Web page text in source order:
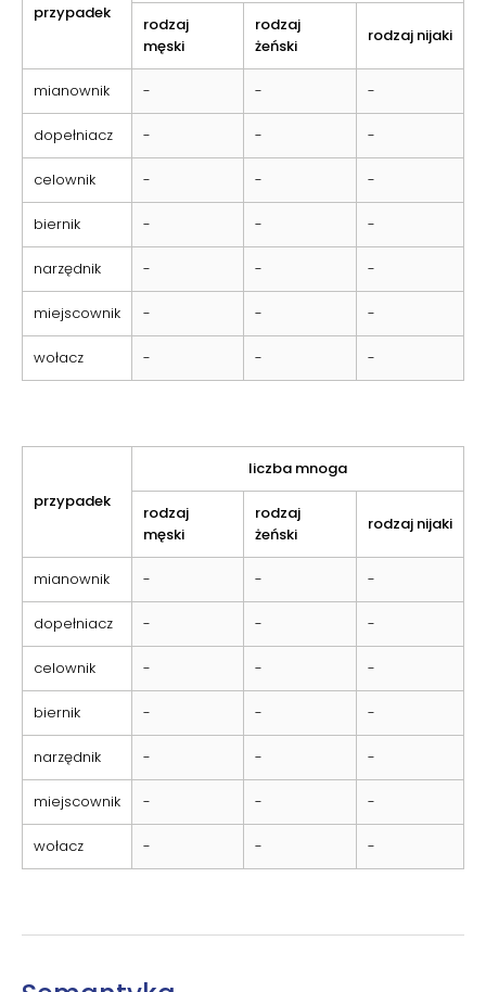
przypadek
rodzaj
męski
rodzaj
żeński
rodzaj nijaki
mianownik - - -
dopełniacz - - -
celownik - - -
biernik - - -
narzędnik - - -
miejscownik - - -
wołacz - - -
przypadek
liczba mnoga
rodzaj
męski
rodzaj
żeński
rodzaj nijaki
mianownik - - -
dopełniacz - - -
celownik - - -
biernik - - -
narzędnik - - -
miejscownik - - -
wołacz - - -